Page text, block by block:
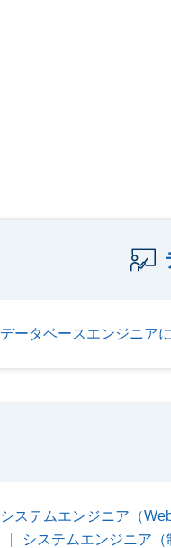
データベースエンジニア
システムエンジニア（
システムエンジニア（